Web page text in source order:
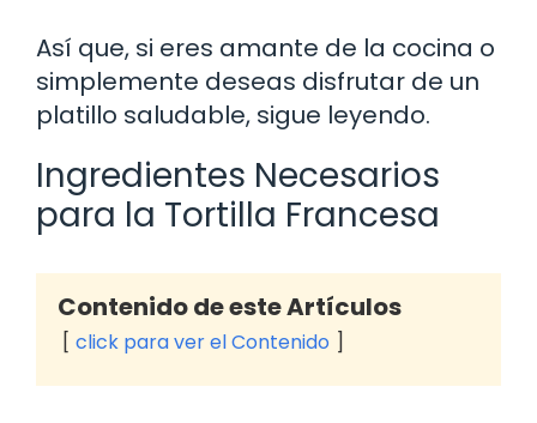
Así que, si eres amante de la cocina o
simplemente deseas disfrutar de un
platillo saludable, sigue leyendo.
Ingredientes Necesarios
para la Tortilla Francesa
Contenido de este Artículos
click para ver el Contenido